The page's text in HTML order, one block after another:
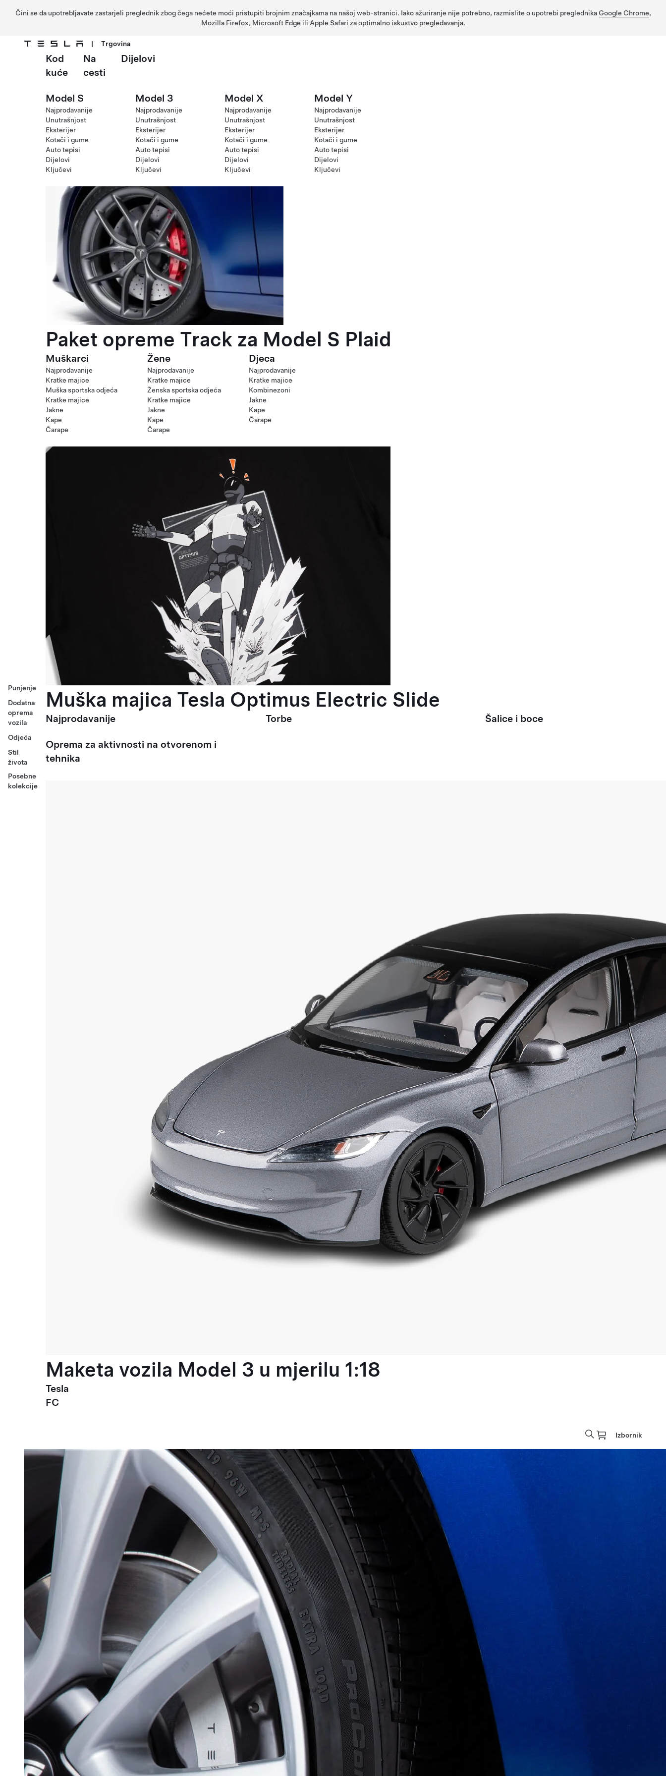
Čini se da upotrebljavate zastarjeli preglednik zbog čega nećete moći pristupiti brojnim značajkama na našoj web-stranici. Iako ažuriranje nije potrebno, razmislite o upotrebi preglednika Google Chrome,
Mozilla Firefox, Microsoft Edge ili Apple Safari za optimalno iskustvo pregledavanja.
Prijeđite na glavni sadržaj
| Trgovina
Punjenje
Dodatna
oprema
vozila
Odjeća
Stil
života
Posebne
kolekcije
Kod
kuće
Na
cesti
Dijelovi
Model S
Najprodavanije
Unutrašnjost
Eksterijer
Kotači i gume
Auto tepisi
Dijelovi
Ključevi
Model 3
Najprodavanije
Unutrašnjost
Eksterijer
Kotači i gume
Auto tepisi
Dijelovi
Ključevi
Model X
Najprodavanije
Unutrašnjost
Eksterijer
Kotači i gume
Auto tepisi
Dijelovi
Ključevi
Model Y
Najprodavanije
Unutrašnjost
Eksterijer
Kotači i gume
Auto tepisi
Dijelovi
Ključevi
Paket opreme Track za Model S Plaid
Muškarci
Najprodavanije
Kratke majice
Muška sportska odjeća
Kratke majice
Jakne
Kape
Čarape
Žene
Najprodavanije
Kratke majice
Ženska sportska odjeća
Kratke majice
Jakne
Kape
Čarape
Djeca
Najprodavanije
Kratke majice
Kombinezoni
Jakne
Kape
Čarape
Muška majica Tesla Optimus Electric Slide
Najprodavanije Torbe Šalice i boce
Oprema za aktivnosti na otvorenom i
tehnika
Maketa vozila Model 3 u mjerilu 1:18
Tesla
FC
Izbornik